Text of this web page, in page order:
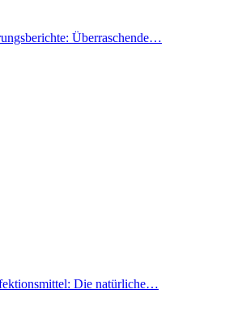
Überraschende…
Die natürliche…